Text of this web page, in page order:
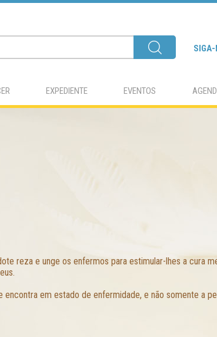
SIGA-
EXPEDIENTE EVENTOS
reza e unge os enfermos para estimular-lhes a cura
em estado de enfermidade, e não somente a